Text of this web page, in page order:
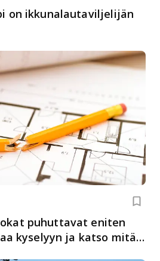
on ikkunalautaviljelijän
puhuttavat eniten
kyselyyn ja katso mitä